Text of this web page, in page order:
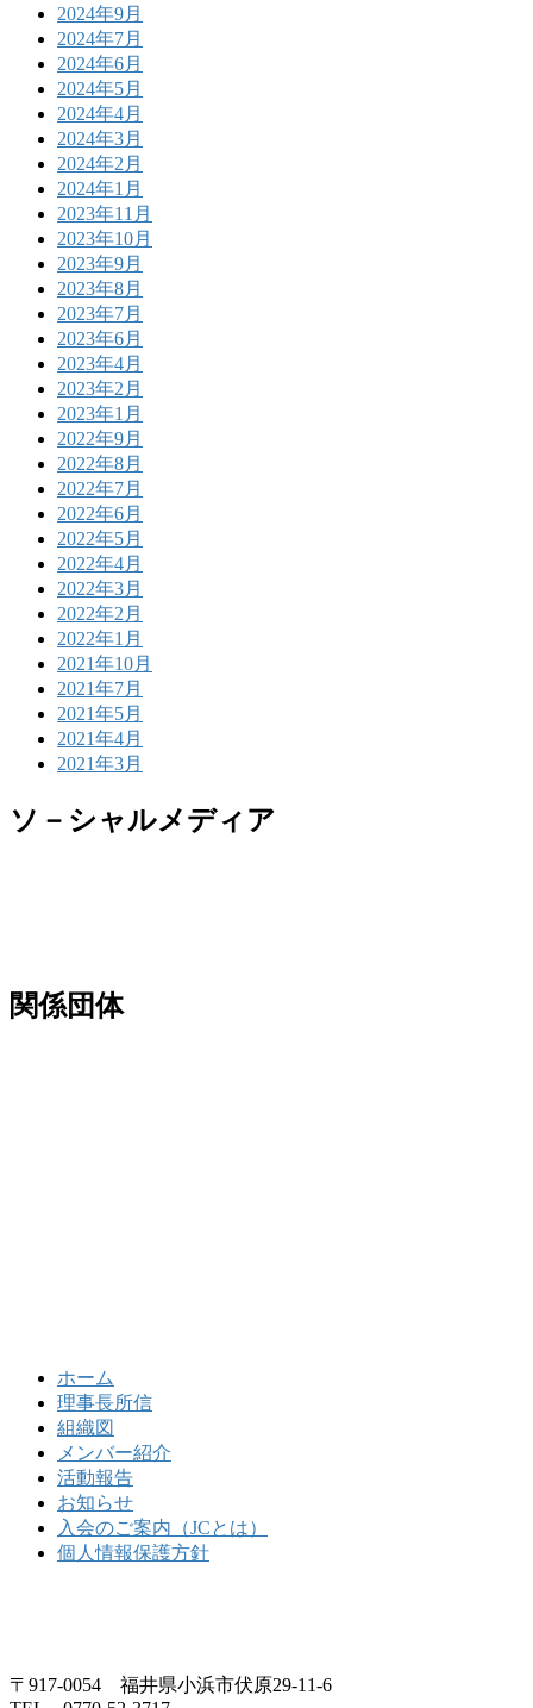
2024年9月
2024年7月
2024年6月
2024年5月
2024年4月
2024年3月
2024年2月
2024年1月
2023年11月
2023年10月
2023年9月
2023年8月
2023年7月
2023年6月
2023年4月
2023年2月
2023年1月
2022年9月
2022年8月
2022年7月
2022年6月
2022年5月
2022年4月
2022年3月
2022年2月
2022年1月
2021年10月
2021年7月
2021年5月
2021年4月
2021年3月
ソ－シャルメディア
関係団体
ホーム
理事長所信
組織図
メンバー紹介
活動報告
お知らせ
入会のご案内（JCとは）
個人情報保護方針
〒917-0054 福井県小浜市伏原29-11-6